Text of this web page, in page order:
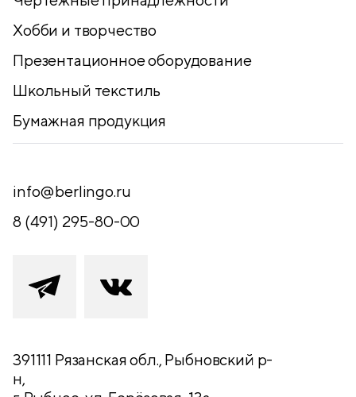
Хобби и творчество
Презентационное оборудование
Школьный текстиль
Бумажная продукция
info@berlingo.ru
8 (491) 295-80-00
391111 Рязанская обл., Рыбновский р-
н,